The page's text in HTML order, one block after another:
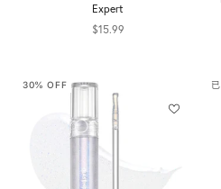
Expert
促銷價
$15.99
30% OFF